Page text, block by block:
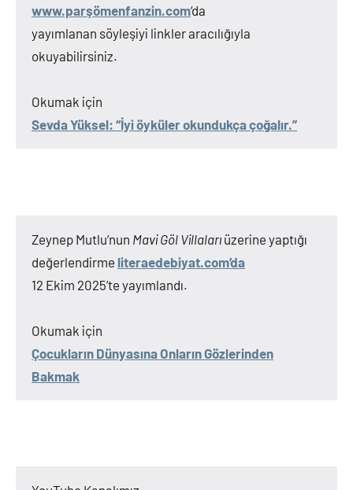
www.parşömenfanzin.com‘da
yayımlanan söyleşiyi linkler aracılığıyla
okuyabilirsiniz.
Okumak için
Sevda Yüksel: “İyi öyküler okundukça çoğalır.”
Zeynep Mutlu’nun Mavi Göl Villaları üzerine yaptığı
değerlendirme literaedebiyat.com’da
12 Ekim 2025’te yayımlandı.
Okumak için
Çocukların Dünyasına Onların Gözlerinden
Bakmak